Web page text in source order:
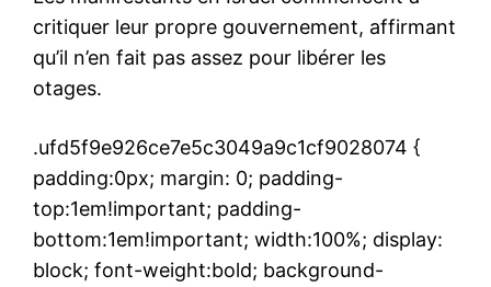
critiquer leur propre gouvernement, affirmant
qu’il n’en fait pas assez pour libérer les
otages.
.ufd5f9e926ce7e5c3049a9c1cf9028074 {
padding:0px; margin: 0; padding-
top:1em!important; padding-
bottom:1em!important; width:100%; display:
block; font-weight:bold; background-